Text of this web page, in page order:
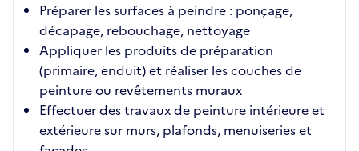
Préparer les surfaces à peindre : ponçage,
décapage, rebouchage, nettoyage
Appliquer les produits de préparation
(primaire, enduit) et réaliser les couches de
peinture ou revêtements muraux
Effectuer des travaux de peinture intérieure et
extérieure sur murs, plafonds, menuiseries et